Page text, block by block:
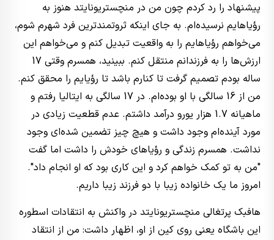
پیشنهاد را رد کردم چون من در منچستریونایتد هنوز به
رؤیاهایم نرسیده‌ام. به جای اینکه ثروتمندترین فرد شهرم شوم،
می‌خواهم رؤیاهایم را به واقعیت تبدیل کنم و می‌خواهم این
ارزش‌ها را به فرزندانم منتقل کنم. ببینید، همسرم وقتی 17
ساله بودم تصمیم گرفت تا کنارم باشد تا رؤیایم را محقق کنم.
من از 16 سالگی با او بوده‌ام. در 17 سالگی به ایتالیا رفتم و
ماهیانه 1.7 هزار یورو درآمد داشتم. عدم قطعیت زیادی در
مورد آینده‌ام وجود داشت و هیچ چیز تضمین شده‌ای وجود
نداشت. همسرم زندگی و رؤیاهای خودش را داشت اما گفت
"من به تو کمک خواهم کرد و این کاری بود که او انجام داد".
امروز ما یک خانواده زیبا با دو فرزند زیبا داریم.
هافبک پرتغالی منچستریونایتد در واکنش به انتقادات اسطوره
این باشگاه یعنی روی کین از او، اظهار داشت: من از انتقاد